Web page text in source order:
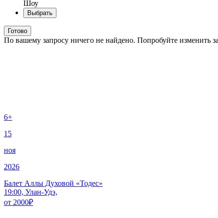
Шоу
Выбрать
Готово
По вашему запросу ничего не найдено. Попробуйте изменить
6+
15
ноя
2026
Балет Аллы Духовой «Тодес»
19:00, Улан-Удэ,
от 2000₽